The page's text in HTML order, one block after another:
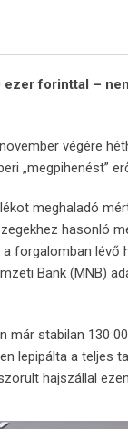
forinttal –
végére
„megpihenést”
meghaladó
hasonló
forgalomban lévő
Bank (MNB)
már stabilan 130
lepipálta a teljes
hajszállal